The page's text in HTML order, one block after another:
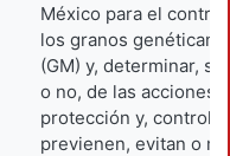
México para el
los granos
(GM) y, determinar, si
o no, de las acciones
protección y, control;
previenen, evitan o